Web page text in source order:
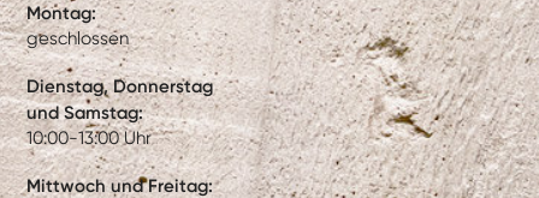
Montag:
geschlossen
Dienstag, Donnerstag
und Samstag:
10:00-13:00 Uhr
Mittwoch und Freitag: